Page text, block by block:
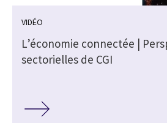
VIDÉO
L’économie connectée |
sectorielles de CGI